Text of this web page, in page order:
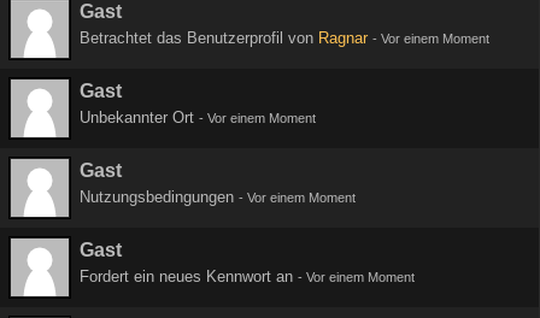
Gast
Betrachtet das Benutzerprofil von Ragnar - Vor einem Moment
Gast
Unbekannter Ort - Vor einem Moment
Gast
Nutzungsbedingungen - Vor einem Moment
Gast
Fordert ein neues Kennwort an - Vor einem Moment